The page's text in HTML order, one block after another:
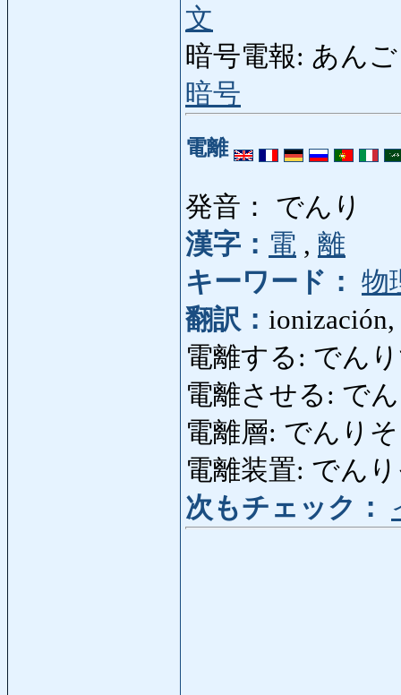
文
暗号電報: あんご
暗号
電離
発音： でんり
漢字： 電 , 離
キーワード： 物
翻訳：
電離する: でん
電離させる: で
電離層: でんり
電離装置: でん
次もチェック：